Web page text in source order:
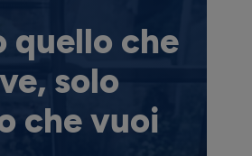
quello che
solo
che vuoi